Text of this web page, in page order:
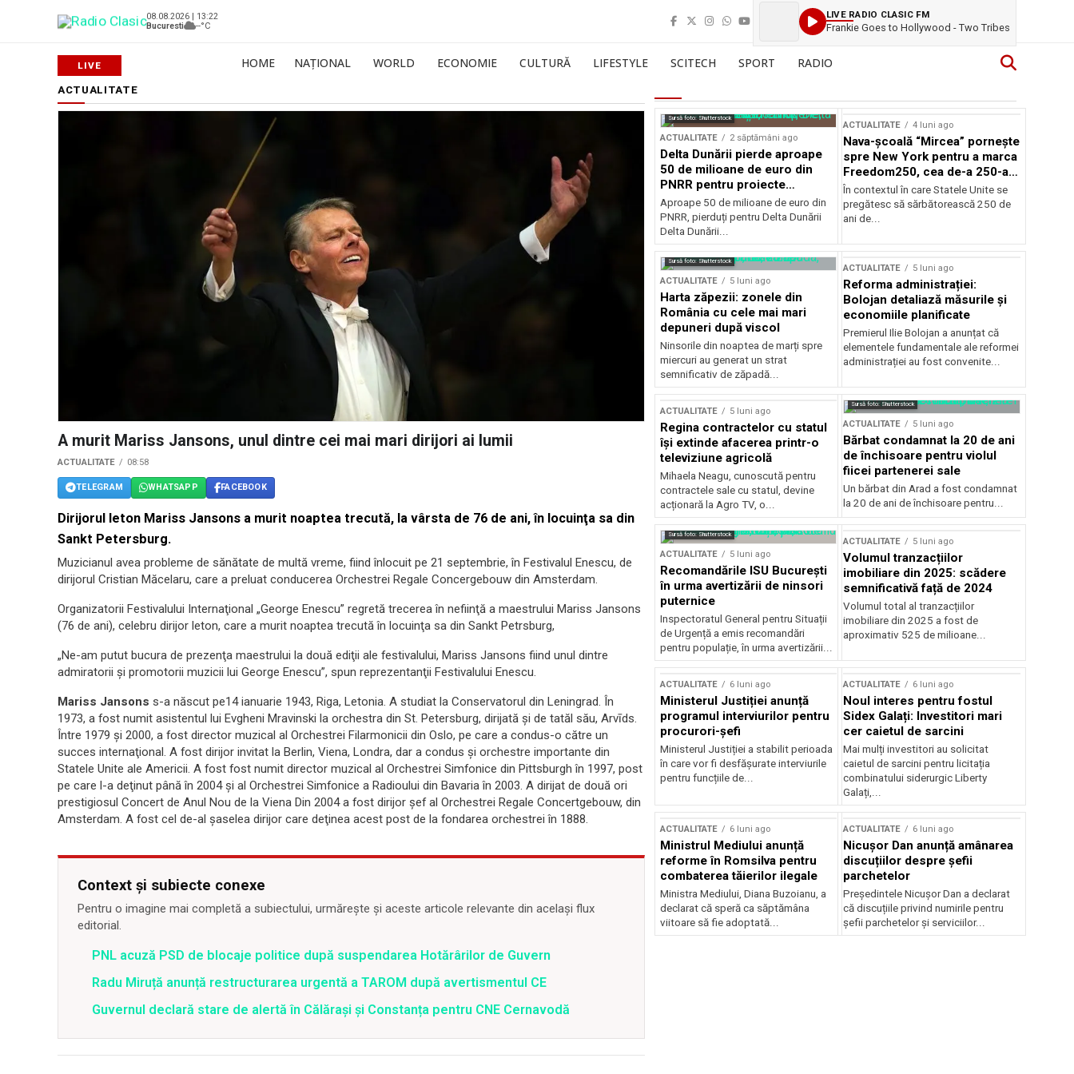
08.08.2026 | 13:22
Bucuresti
--°C
LIVE RADIO CLASIC FM
Frankie Goes to Hollywood - Two Tribes
HOME NAȚIONAL WORLD ECONOMIE CULTURĂ LIFESTYLE SCITECH SPORT RADIO
ACTUALITATE
A murit Mariss Jansons, unul dintre cei mai mari dirijori ai lumii
ACTUALITATE 08:58
TELEGRAM WHATSAPP FACEBOOK
Dirijorul leton Mariss Jansons a murit noaptea trecută, la vârsta de 76 de ani, în locuinţa sa din
Sankt Petersburg.
Muzicianul avea probleme de sănătate de multă vreme, fiind înlocuit pe 21 septembrie, în Festivalul Enescu, de
dirijorul Cristian Măcelaru, care a preluat conducerea Orchestrei Regale Concergebouw din Amsterdam.
Organizatorii Festivalului Internaţional „George Enescu” regretă trecerea în nefiinţă a maestrului Mariss Jansons
(76 de ani), celebru dirijor leton, care a murit noaptea trecută în locuinţa sa din Sankt Petrsburg,
„Ne-am putut bucura de prezenţa maestrului la două ediţii ale festivalului, Mariss Jansons fiind unul dintre
admiratorii şi promotorii muzicii lui George Enescu”, spun reprezentanţii Festivalului Enescu.
Mariss Jansons s-a născut pe14 ianuarie 1943, Riga, Letonia. A studiat la Conservatorul din Leningrad. În
1973, a fost numit asistentul lui Evgheni Mravinski la orchestra din St. Petersburg, dirijată şi de tatăl său, Arvīds.
Între 1979 şi 2000, a fost director muzical al Orchestrei Filarmonicii din Oslo, pe care a condus-o către un
succes internaţional. A fost dirijor invitat la Berlin, Viena, Londra, dar a condus şi orchestre importante din
Statele Unite ale Americii. A fost fost numit director muzical al Orchestrei Simfonice din Pittsburgh în 1997, post
pe care l-a deţinut până în 2004 şi al Orchestrei Simfonice a Radioului din Bavaria în 2003. A dirijat de două ori
prestigiosul Concert de Anul Nou de la Viena Din 2004 a fost dirijor şef al Orchestrei Regale Concertgebouw, din
Amsterdam. A fost cel de-al şaselea dirijor care deţinea acest post de la fondarea orchestrei în 1888.
Context și subiecte conexe
Pentru o imagine mai completă a subiectului, urmărește și aceste articole relevante din același flux
editorial.
PNL acuză PSD de blocaje politice după suspendarea Hotărârilor de Guvern
Radu Miruță anunță restructurarea urgentă a TAROM după avertismentul CE
Guvernul declară stare de alertă în Călărași și Constanța pentru CNE Cernavodă
Sursă foto: Shutterstock
ACTUALITATE 2 săptămâni ago
Delta Dunării pierde aproape
50 de milioane de euro din
PNRR pentru proiecte
esențiale
Aproape 50 de milioane de euro din
PNRR, pierduți pentru Delta Dunării
Delta Dunării...
ACTUALITATE 4 luni ago
Nava-școală “Mircea” pornește
spre New York pentru a marca
Freedom250, cea de-a 250-a
aniversare a Statelor Unite
În contextul în care Statele Unite se
pregătesc să sărbătorească 250 de
ani de...
Sursă foto: Shutterstock
ACTUALITATE 5 luni ago
Harta zăpezii: zonele din
România cu cele mai mari
depuneri după viscol
Ninsorile din noaptea de marți spre
miercuri au generat un strat
semnificativ de zăpadă...
ACTUALITATE 5 luni ago
Reforma administrației:
Bolojan detaliază măsurile și
economiile planificate
Premierul Ilie Bolojan a anunțat că
elementele fundamentale ale reformei
administrației au fost convenite...
ACTUALITATE 5 luni ago
Regina contractelor cu statul
își extinde afacerea printr-o
televiziune agricolă
Mihaela Neagu, cunoscută pentru
contractele sale cu statul, devine
acționară la Agro TV, o...
Sursă foto: Shutterstock
ACTUALITATE 5 luni ago
Bărbat condamnat la 20 de ani
de închisoare pentru violul
fiicei partenerei sale
Un bărbat din Arad a fost condamnat
la 20 de ani de închisoare pentru...
Sursă foto: Shutterstock
ACTUALITATE 5 luni ago
Recomandările ISU București
în urma avertizării de ninsori
puternice
Inspectoratul General pentru Situații
de Urgență a emis recomandări
pentru populație, în urma avertizării...
ACTUALITATE 5 luni ago
Volumul tranzacțiilor
imobiliare din 2025: scădere
semnificativă față de 2024
Volumul total al tranzacțiilor
imobiliare din 2025 a fost de
aproximativ 525 de milioane...
ACTUALITATE 6 luni ago
Ministerul Justiției anunță
programul interviurilor pentru
procurori-șefi
Ministerul Justiției a stabilit perioada
în care vor fi desfășurate interviurile
pentru funcțiile de...
ACTUALITATE 6 luni ago
Noul interes pentru fostul
Sidex Galați: Investitori mari
cer caietul de sarcini
Mai mulți investitori au solicitat
caietul de sarcini pentru licitația
combinatului siderurgic Liberty
Galați,...
ACTUALITATE 6 luni ago
Ministrul Mediului anunță
reforme în Romsilva pentru
combaterea tăierilor ilegale
Ministra Mediului, Diana Buzoianu, a
declarat că speră ca săptămâna
viitoare să fie adoptată...
ACTUALITATE 6 luni ago
Nicușor Dan anunță amânarea
discuțiilor despre șefii
parchetelor
Președintele Nicușor Dan a declarat
că discuțiile privind numirile pentru
șefii parchetelor și serviciilor...